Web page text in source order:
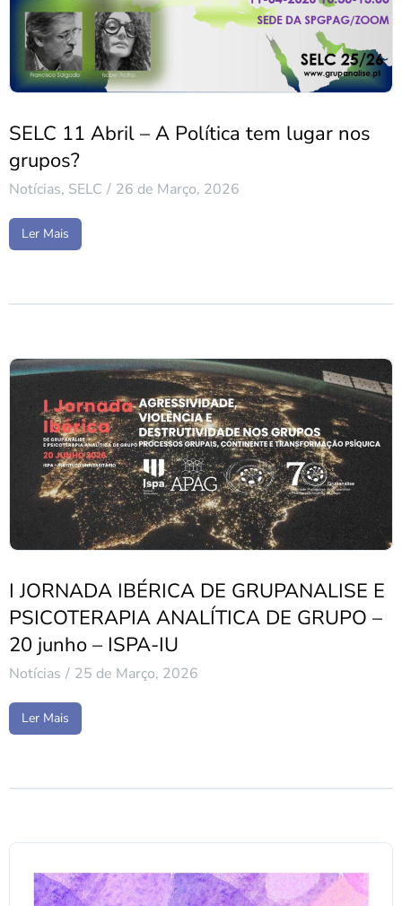
SELC 11 Abril – A Política tem lugar nos
grupos?
Notícias, SELC 26 de Março, 2026
Ler Mais
I JORNADA IBÉRICA DE GRUPANALISE E
PSICOTERAPIA ANALÍTICA DE GRUPO –
20 junho – ISPA-IU
Notícias 25 de Março, 2026
Ler Mais